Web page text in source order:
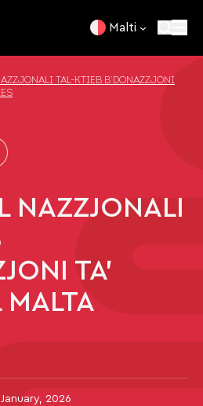
Malti
TAL-KTIEB B’DONAZZJONI
NAZZJONALI
TA’
MALTA
2026